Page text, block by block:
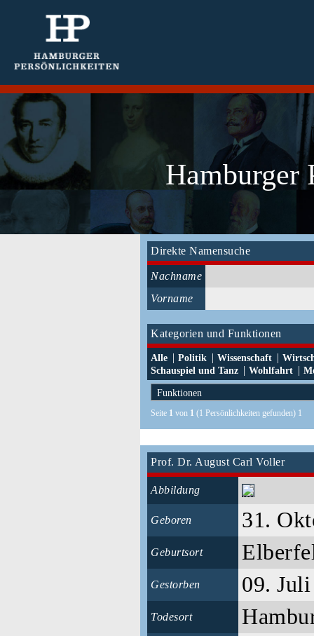
Hamburger
Direkte Namensuche
Nachname
Vorname
Kategorien und Funktionen
Alle | Politik | Wissenschaft |
Schauspiel und Tanz | Wohlfahrt |
Seite 1 von 1 (1 Persönlichkeiten gefunden) 1
Prof. Dr. August Carl Voller
Abbildung
Geboren 31.
Geburtsort
Gestorben 09.
Todesort